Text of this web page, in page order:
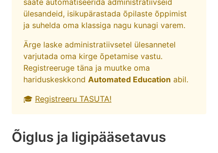
saate automatiseerida administratiivseid
ülesandeid, isikupärastada õpilaste õppimist
ja suhelda oma klassiga nagu kunagi varem.
Ärge laske administratiivsetel ülesannetel
varjutada oma kirge õpetamise vastu.
Registreeruge täna ja muutke oma
hariduskeskkond Automated Education abil.
🎓 Registreeru TASUTA!
Õiglus ja ligipääsetavus